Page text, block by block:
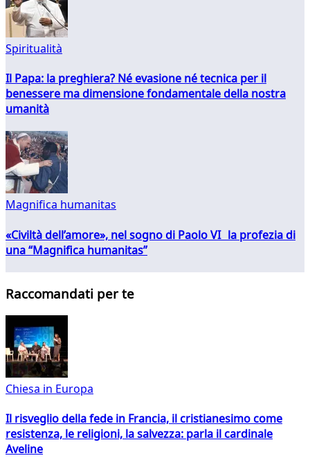
Spiritualità
Il Papa: la preghiera? Né evasione né tecnica per il
benessere ma dimensione fondamentale della nostra
umanità
Magnifica humanitas
«Civiltà dell’amore», nel sogno di Paolo VI la profezia di
una “Magnifica humanitas”
Raccomandati per te
Chiesa in Europa
Il risveglio della fede in Francia, il cristianesimo come
resistenza, le religioni, la salvezza: parla il cardinale
Aveline